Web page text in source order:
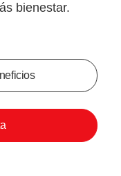
bienestar.